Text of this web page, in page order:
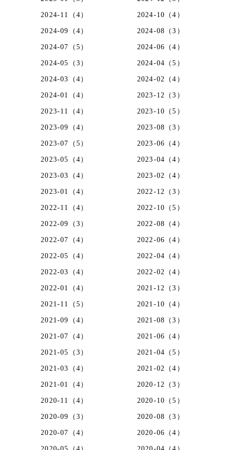
2024-11（4） 2024-10（4）
2024-09（4） 2024-08（3）
2024-07（5） 2024-06（4）
2024-05（3） 2024-04（5）
2024-03（4） 2024-02（4）
2024-01（4） 2023-12（3）
2023-11（4） 2023-10（5）
2023-09（4） 2023-08（3）
2023-07（5） 2023-06（4）
2023-05（4） 2023-04（4）
2023-03（4） 2023-02（4）
2023-01（4） 2022-12（3）
2022-11（4） 2022-10（5）
2022-09（3） 2022-08（4）
2022-07（4） 2022-06（4）
2022-05（4） 2022-04（4）
2022-03（4） 2022-02（4）
2022-01（4） 2021-12（3）
2021-11（5） 2021-10（4）
2021-09（4） 2021-08（3）
2021-07（4） 2021-06（4）
2021-05（3） 2021-04（5）
2021-03（4） 2021-02（4）
2021-01（4） 2020-12（3）
2020-11（4） 2020-10（5）
2020-09（3） 2020-08（3）
2020-07（4） 2020-06（4）